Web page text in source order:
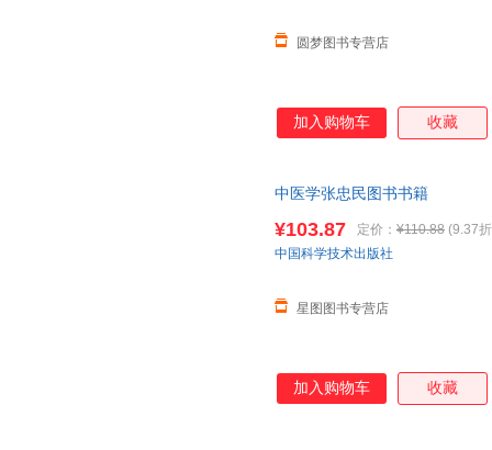
圆梦图书专营店
加入购物车 收藏
中医学张忠民图书书籍
¥103.87 定价： ¥110.88 (9.37
星图图书专营店
中国科学技术出版社
加入购物车 收藏